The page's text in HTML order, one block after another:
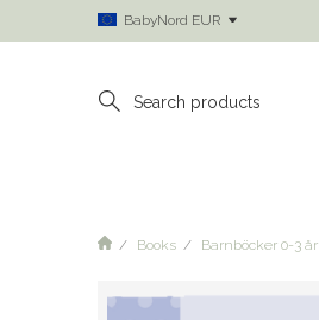
BabyNord EUR
Books Barnböcker 0-3 år